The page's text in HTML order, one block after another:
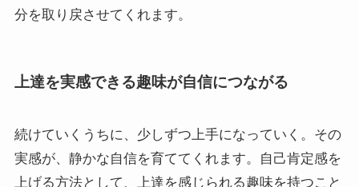
分を取り戻させてくれます。
上達を実感できる趣味が自信につながる
続けていくうちに、少しずつ上手になっていく。その
実感が、静かな自信を育ててくれます。自己肯定感を
上げる方法として、上達を感じられる趣味を持つこと